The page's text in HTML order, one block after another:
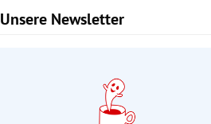
Unsere Newsletter
Slide 1 von 9